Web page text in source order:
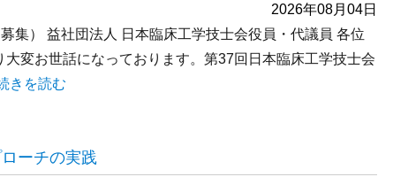
2026年08月04日
集） 益社団法人 日本臨床工学技士会役員・代議員 各位
変お世話になっております。第37回日本臨床工学技士会
第37回日本臨床工学会 公募演題および一般演題募集のご案内”
きを読む
ーチの実践